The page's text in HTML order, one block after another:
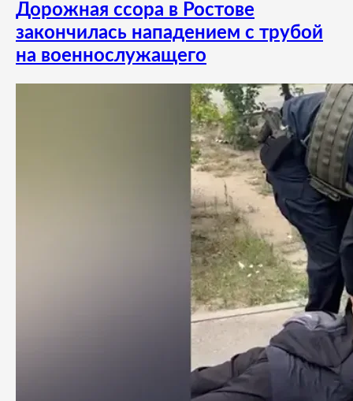
Дорожная ссора в Ростове
закончилась нападением с трубой
на военнослужащего